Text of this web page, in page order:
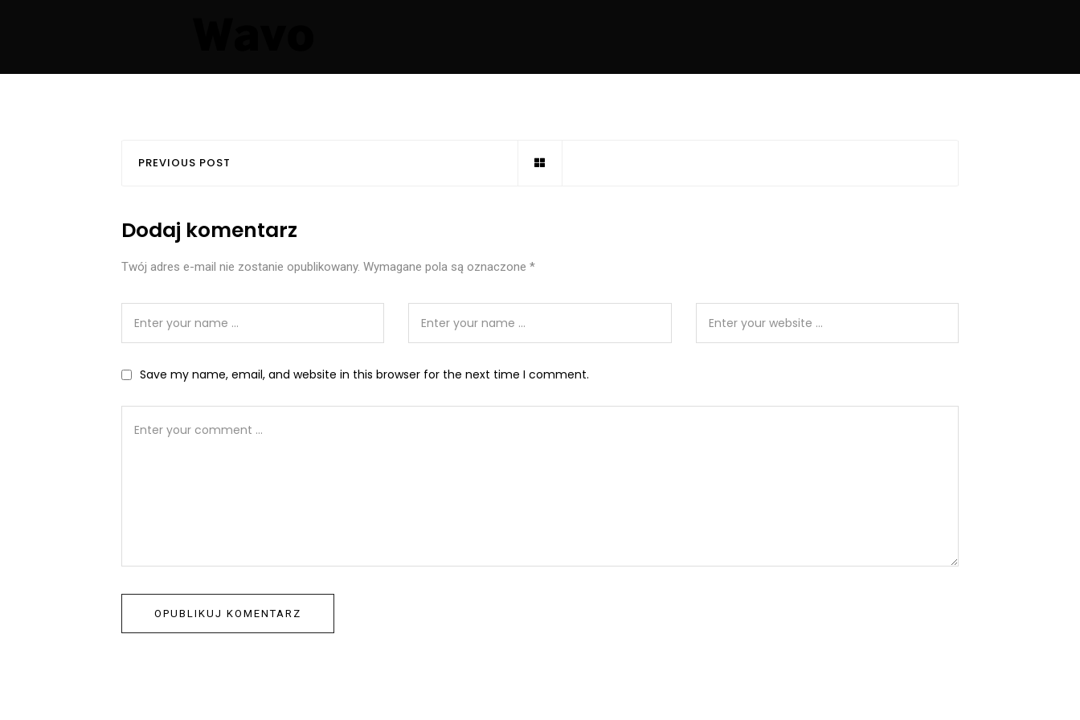
PREVIOUS POST
Dodaj komentarz
Twój adres e-mail nie zostanie opublikowany. Wymagane pola są oznaczone *
Save my name, email, and website in this browser for the next time I comment.